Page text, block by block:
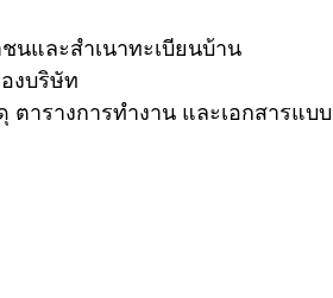
นและสำเนาทะเบียนบ้าน
งบริษัท
ตารางการทำงาน และเอกสารแบบ